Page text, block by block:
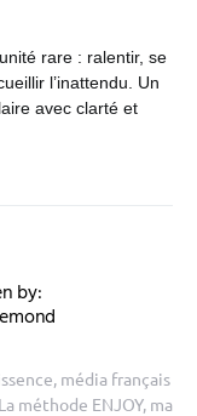
rare : ralentir, se
l’inattendu. Un
avec clarté et
by:
média français
méthode ENJOY, ma